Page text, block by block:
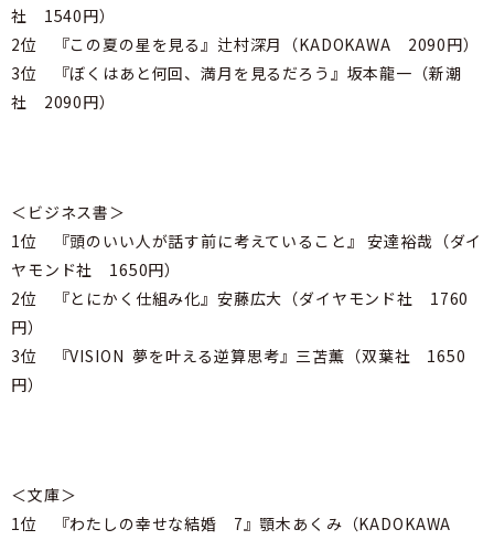
社 1540円）
2位 『この夏の星を見る』辻村深月（KADOKAWA 2090円）
3位 『ぼくはあと何回、満月を見るだろう』坂本龍一（新潮
社 2090円）
＜ビジネス書＞
1位 『頭のいい人が話す前に考えていること』 安達裕哉（ダイ
ヤモンド社 1650円）
2位 『とにかく仕組み化』安藤広大（ダイヤモンド社 1760
円）
3位 『VISION 夢を叶える逆算思考』三苫薫（双葉社 1650
円）
＜文庫＞
1位 『わたしの幸せな結婚 7』顎木あくみ（KADOKAWA